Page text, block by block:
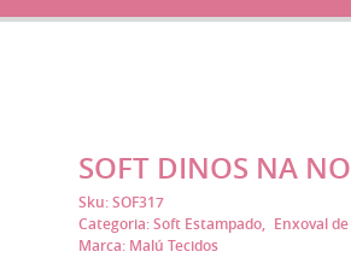
SOFT DINOS NA
Sku:SOF317
Categoria: Soft Estampado Enxoval
Marca: Malú Tecidos